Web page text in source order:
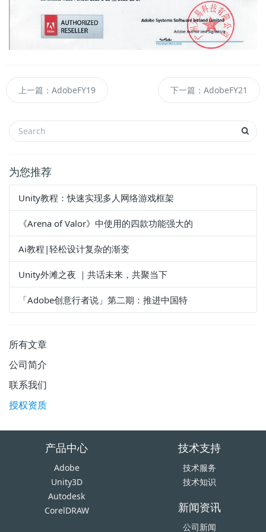
上一篇：AdobeFY19 下一篇：AdobeFY21
为您推荐
Unity教程：快速实现多人网络游戏框架
《Arena of Valor》中使用的四款功能强大的
Ai教程|轻松设计复杂的渐变
Unity外滩之夜 ｜共话未来，共聚当下
「Adobe创意行者说」第二期：推进中国特
所有文章
公司简介
联系我们
授权资质
产品中心
Adobe
Unity3D
Autodesk
CorelDRAW
技术支持
技术服务
技术知识
新闻资讯
公司新闻